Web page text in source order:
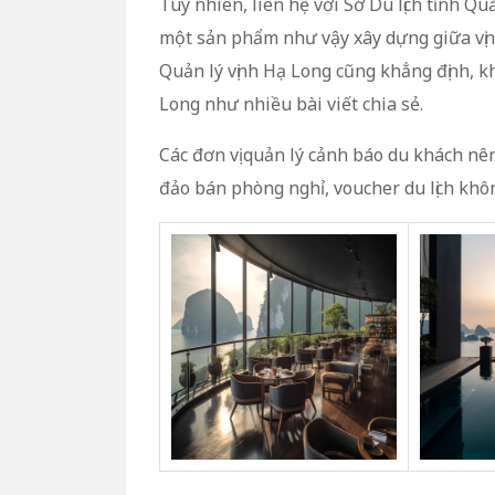
một sản phẩm như vậy xây dựng giữa
Quản lý vịnh Hạ Long cũng khẳng định,
Long như nhiều bài viết chia sẻ.
Các đơn vị quản lý cảnh báo du khách
đảo bán phòng nghỉ, voucher du lịch